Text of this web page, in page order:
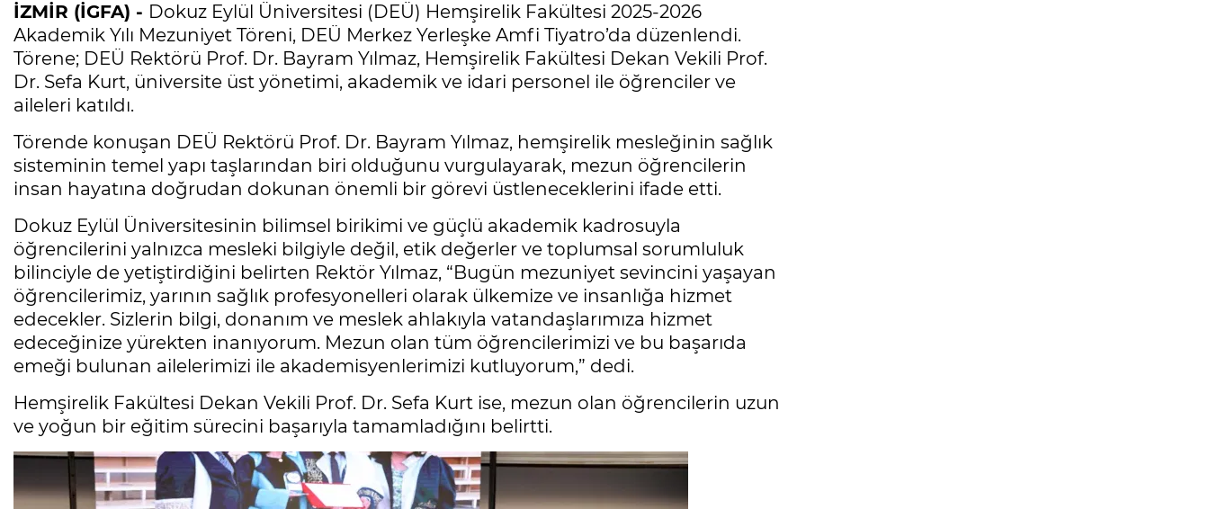
İZMİR (İGFA) - Dokuz Eylül Üniversitesi (DEÜ) Hemşirelik Fakültesi 2025-2026
Akademik Yılı Mezuniyet Töreni, DEÜ Merkez Yerleşke Amfi Tiyatro’da düzenlendi.
Törene; DEÜ Rektörü Prof. Dr. Bayram Yılmaz, Hemşirelik Fakültesi Dekan Vekili Prof.
Dr. Sefa Kurt, üniversite üst yönetimi, akademik ve idari personel ile öğrenciler ve
aileleri katıldı.
Törende konuşan DEÜ Rektörü Prof. Dr. Bayram Yılmaz, hemşirelik mesleğinin sağlık
sisteminin temel yapı taşlarından biri olduğunu vurgulayarak, mezun öğrencilerin
insan hayatına doğrudan dokunan önemli bir görevi üstleneceklerini ifade etti.
Dokuz Eylül Üniversitesinin bilimsel birikimi ve güçlü akademik kadrosuyla
öğrencilerini yalnızca mesleki bilgiyle değil, etik değerler ve toplumsal sorumluluk
bilinciyle de yetiştirdiğini belirten Rektör Yılmaz, “Bugün mezuniyet sevincini yaşayan
öğrencilerimiz, yarının sağlık profesyonelleri olarak ülkemize ve insanlığa hizmet
edecekler. Sizlerin bilgi, donanım ve meslek ahlakıyla vatandaşlarımıza hizmet
edeceğinize yürekten inanıyorum. Mezun olan tüm öğrencilerimizi ve bu başarıda
emeği bulunan ailelerimizi ile akademisyenlerimizi kutluyorum,” dedi.
Hemşirelik Fakültesi Dekan Vekili Prof. Dr. Sefa Kurt ise, mezun olan öğrencilerin uzun
ve yoğun bir eğitim sürecini başarıyla tamamladığını belirtti.